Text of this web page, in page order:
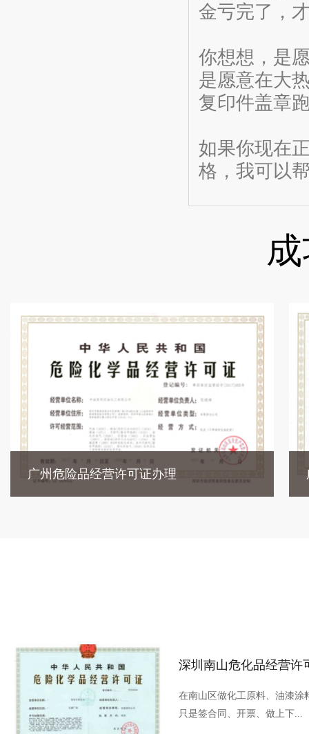
金亏完了，
你想想，是
是愿意在大
复印件盖章
如果你现在
格，我可以
广州危险品经营许可证办理
深圳南山危化品经营许
在南山区做化工原料、油漆涂
只是签合同、开票、做上下...